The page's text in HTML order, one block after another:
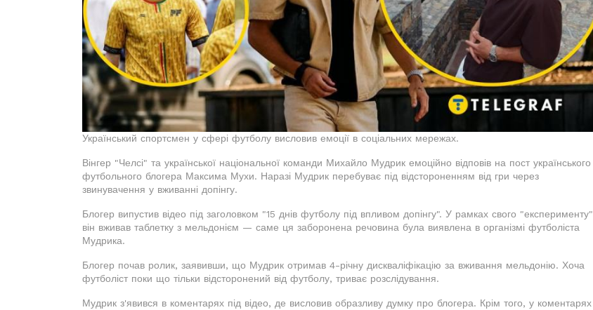
Український спортсмен у сфері футболу висловив емоції в соціальних мережах.
Вінгер "Челсі" та української національної команди Михайло Мудрик емоційно відповів на пост українського
футбольного блогера Максима Мухи. Наразі Мудрик перебуває під відстороненням від гри через
звинувачення у вживанні допінгу.
Блогер випустив відео під заголовком "15 днів футболу під впливом допінгу". У рамках свого "експерименту"
він вживав таблетку з мельдонієм — саме ця заборонена речовина була виявлена в організмі футболіста
Мудрика.
Блогер почав ролик, заявивши, що Мудрик отримав 4-річну дискваліфікацію за вживання мельдонію. Хоча
футболіст поки що тільки відсторонений від футболу, триває розслідування.
Мудрик з'явився в коментарях під відео, де висловив образливу думку про блогера. Крім того, у коментарях